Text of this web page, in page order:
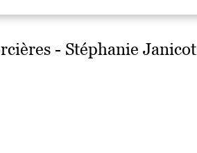
- Stéphanie Janicot